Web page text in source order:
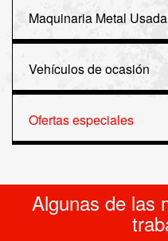
Maquinaria Metal Usada
Vehículos de ocasión
Ofertas especiales
Algunas de las